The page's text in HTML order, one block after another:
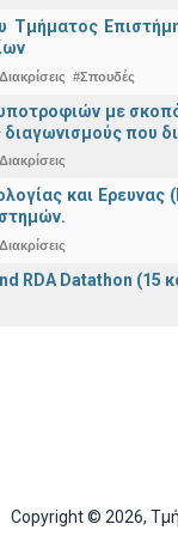
Τμήματος
#Σπουδές
με σκοπό
διαγωνισμούς που
και
RDA Datathon (15
Copyright © 2026,